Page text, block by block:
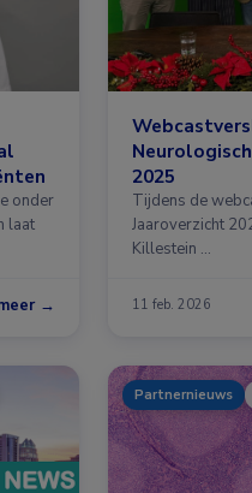
onder
laat
→
2025
Tijdens de
Jaaroverzicht
Killestein …
11 feb. 2026
Partnernieuws